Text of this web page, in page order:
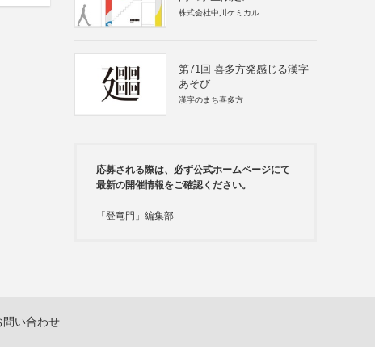
株式会社中川ケミカル
第71回 喜多方発感じる漢字
あそび
漢字のまち喜多方
応募される際は、必ず公式ホームページにて
最新の開催情報をご確認ください。
「登竜門」編集部
問い合わせ